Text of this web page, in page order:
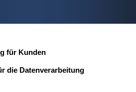
für Kunden
die Datenverarbeitung